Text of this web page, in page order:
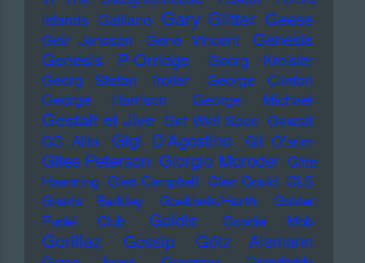
Islands Galliano Gary Glitter Geese
Geir Jenssen Gene Vincent
Genesis
Genesis P-Orridge
Georg Kreisler
Georg Stefan Troller
George Clinton
George Harrison
George Michael
Gestalt et Jive Get Well Soon Gewalt
GG Allin
Gigi D'Agostino Gil Ofarim
Giles Peterson Giorgio Moroder Gitte
Haenning Glen Campbell Glen Gould GLS
Gnarls Barkley
Goebbels/Harth
Golden
Pudel Club
Goldie Goodie Mob
Gorillaz Gossip Götz Alsmann